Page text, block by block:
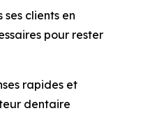
clients en
pour rester
rapides et
dentaire